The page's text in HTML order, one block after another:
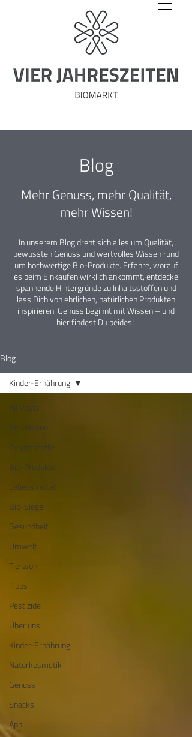
Blog
Mehr Genuss, mehr Qualität,
mehr Wissen!
In unserem Blog dreht sich alles um Qualität,
bewussten Genuss und wertvolles Wissen rund
um hochwertige Bio-Produkte. Erfahre, worauf
es beim Einkaufen wirklich ankommt, entdecke
spannende Hintergründe zu Inhaltsstoffen und
lass Dich von ehrlichen, natürlichen Produkten
inspirieren. Genuss beginnt mit Wissen – und
hier findest Du beides!
Blog
All Posts
Bio Wissen
Zusatzstoffe
Bio-Produkte
Lebensmittel
Bio-Siegel
Gesundheit
Umwelt
Tierwohl
Tipps
Pestizide
Über uns
Kinder-Ernährung
Naturkosmetik
Genuss
Snacks
App
Kinder-Ernährung